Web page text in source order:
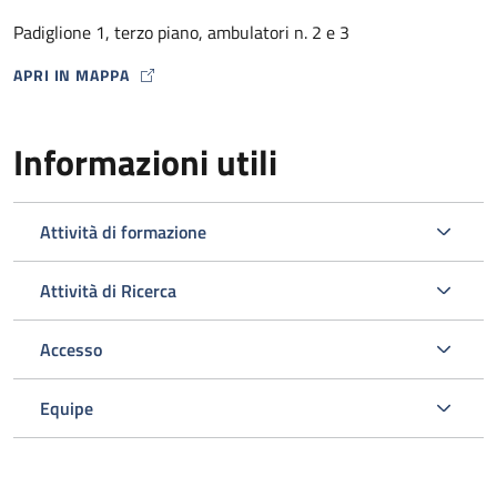
presso lo stesso Ambulatorio HIV) .
L’ambulatorio si occupa inoltre dello screening e della gestione
delle comorbosità correlate all’infezione da HIV programmando
gli esami ematici o strumentali e le visite specialistiche
opportuni nell’ambito del Policlinico.
Padiglione 1, terzo piano, ambulatori n. 2 e 3
APRI IN MAPPA
MAP ICON
Informazioni utili
Attività di formazione
Attività di Ricerca
Accesso
Equipe